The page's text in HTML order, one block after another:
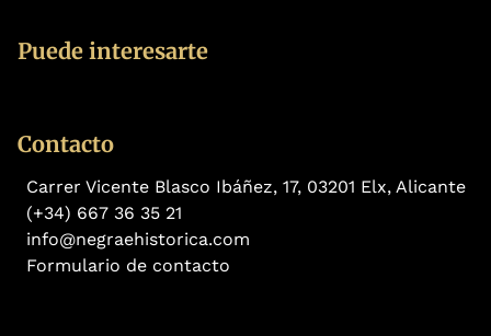
Puede interesarte
Contacto
Carrer Vicente Blasco Ibáñez, 17, 03201 Elx, Alicante
(+34) 667 36 35 21
info@negraehistorica.com
Formulario de contacto